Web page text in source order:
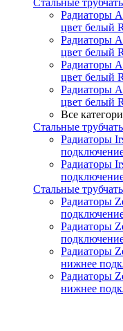
Стальные
Радиаторы
цвет белый
Радиаторы
цвет белый
Радиаторы
цвет белый
Радиаторы
цвет белый
Все
Стальные
Радиаторы
Радиаторы
Стальные
Радиаторы
Радиаторы
Радиаторы
нижнее
Радиаторы
нижнее